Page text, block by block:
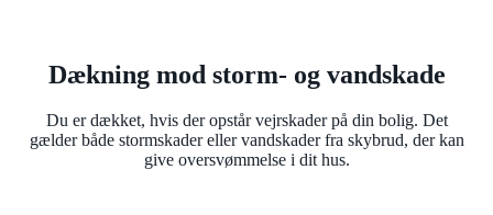
Dækning mod storm- og vandskade
Du er dækket, hvis der opstår vejrskader på din bolig. Det
gælder både stormskader eller vandskader fra skybrud, der kan
give oversvømmelse i dit hus.